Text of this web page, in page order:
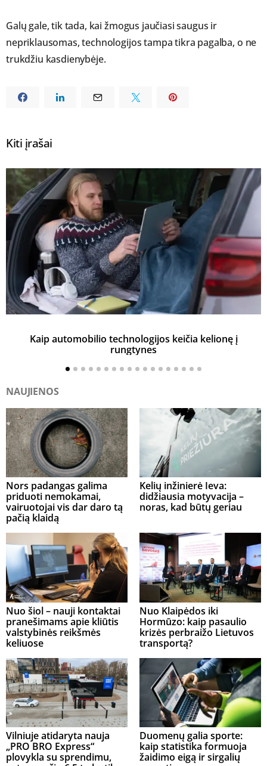
Galų gale, tik tada, kai žmogus jaučiasi saugus ir
nepriklausomas, technologijos tampa tikra pagalba, o ne
trukdžiu kasdienybėje.
Kiti įrašai
Kaip automobilio technologijos keičia kelionę į
rungtynes
NAUJIENOS
Nors padangas galima
priduoti nemokamai,
vairuotojai vis dar daro tą
pačią klaidą
Kelių inžinierė Ieva:
didžiausia motyvacija –
noras, kad būtų geriau
Nuo šiol – nauji kontaktai
pranešimams apie kliūtis
valstybinės reikšmės
keliuose
Nuo Klaipėdos iki
Hormūzo: kaip pasaulio
krizės perbraižo Lietuvos
transportą?
Vilniuje atidaryta nauja
„PRO BRO Express“
plovykla su sprendimu,
Duomenų galia sporte:
kaip statistika formuoja
žaidimo eigą ir sirgalių